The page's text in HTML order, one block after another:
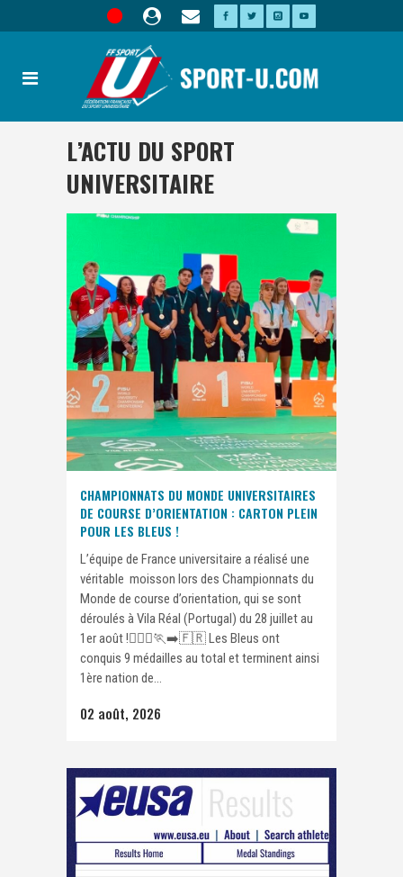
L’ACTU DU SPORT
UNIVERSITAIRE
CHAMPIONNATS DU MONDE UNIVERSITAIRES
DE COURSE D’ORIENTATION : CARTON PLEIN
POUR LES BLEUS !
L’équipe de France universitaire a réalisé une
véritable moisson lors des Championnats du
Monde de course d’orientation, qui se sont
déroulés à Vila Réal (Portugal) du 28 juillet au
1er août !🏃🏽‍♀️🏃‍➡️🇫🇷 Les Bleus ont
conquis 9 médailles au total et terminent ainsi
1ère nation de...
02 août, 2026